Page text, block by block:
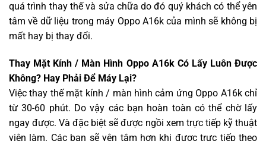
quá trình thay thế và sửa chữa do đó quý khách có thể yên
tâm về dữ liệu trong máy Oppo A16k của mình sẽ không bị
mất hay bị thay đổi.
Thay Mặt Kính / Màn Hình Oppo A16k Có Lấy Luôn Được
Không? Hay Phải Để Máy Lại?
Việc thay thế mặt kính / màn hình cảm ứng Oppo A16k chỉ
từ 30-60 phút. Do vậy các bạn hoàn toàn có thể chờ lấy
ngay được. Và đặc biệt sẽ được ngồi xem trực tiếp kỹ thuật
viên làm. Các bạn sẽ yên tâm hơn khi được trực tiếp theo